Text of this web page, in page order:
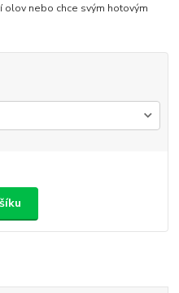
olov nebo chce svým hotovým